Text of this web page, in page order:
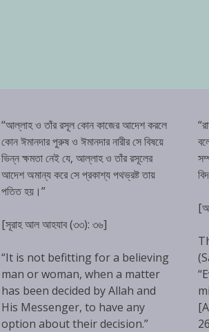
“আল্লাহ ও তাঁর রসূল কোন কাজের আদেশ করলে
কোন ঈমানদার পুরুষ ও ঈমানদার নারীর সে বিষয়ে
ভিন্ন ক্ষমতা নেই যে, আল্লাহ ও তাঁর রসূলের
আদেশ অমান্য করে সে প্রকাশ্য পথভ্রষ্ট তায়
পতিত হয়।”
[সূরাহ আল আহযাব (৩৩): ৩৬]
“It is not befitting for a believing
man or woman, when a matter
has been decided by Allah and
His Messenger, to have any
option about their decision.”